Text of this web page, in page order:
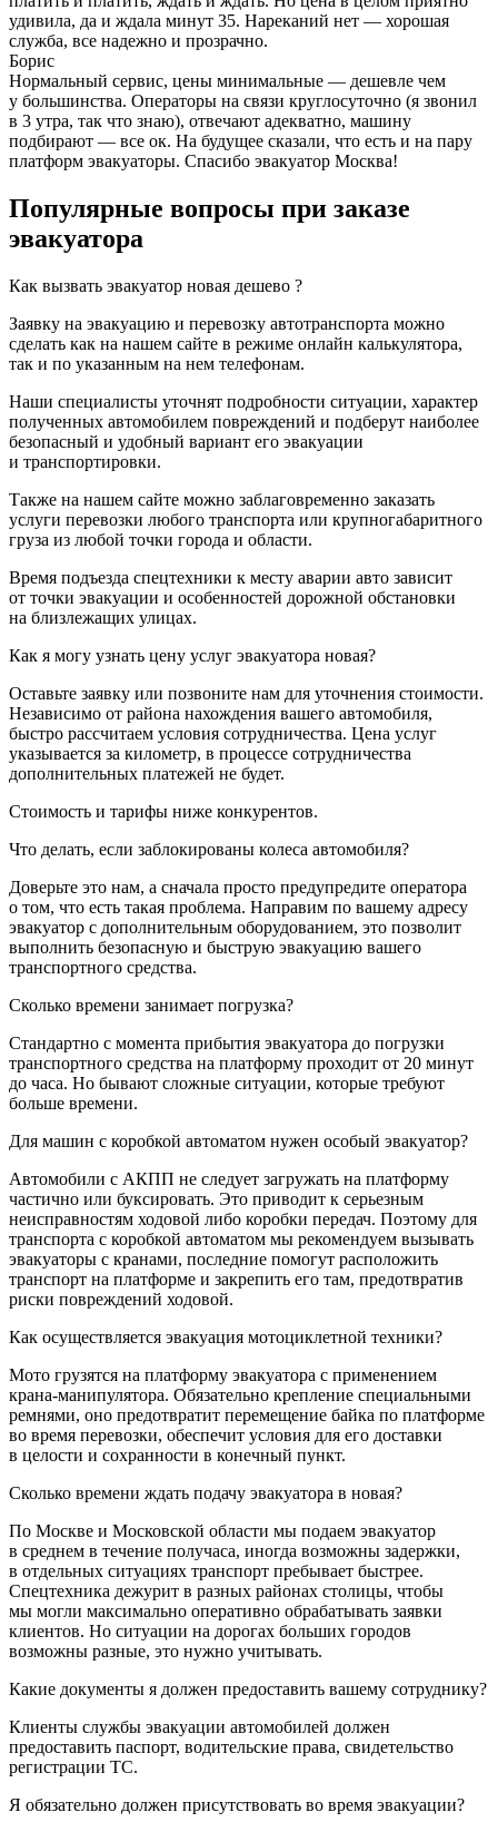
удивила, да и ждала минут 35. Нареканий нет — хорошая
служба, все надежно и прозрачно.
Борис
Нормальный сервис, цены минимальные — дешевле чем
у большинства. Операторы на связи круглосуточно (я звонил
в 3 утра, так что знаю), отвечают адекватно, машину
подбирают — все ок. На будущее сказали, что есть и на пару
платформ эвакуаторы. Спасибо эвакуатор Москва!
Популярные вопросы при заказе
эвакуатора
Как вызвать эвакуатор новая дешево ?
Заявку на эвакуацию и перевозку автотранспорта можно
сделать как на нашем сайте в режиме онлайн калькулятора,
так и по указанным на нем телефонам.
Наши специалисты уточнят подробности ситуации, характер
полученных автомобилем повреждений и подберут наиболее
безопасный и удобный вариант его эвакуации
и транспортировки.
Также на нашем сайте можно заблаговременно заказать
услуги перевозки любого транспорта или крупногабаритного
груза из любой точки города и области.
Время подъезда спецтехники к месту аварии авто зависит
от точки эвакуации и особенностей дорожной обстановки
на близлежащих улицах.
Как я могу узнать цену услуг эвакуатора новая?
Оставьте заявку или позвоните нам для уточнения стоимости.
Независимо от района нахождения вашего автомобиля,
быстро рассчитаем условия сотрудничества. Цена услуг
указывается за километр, в процессе сотрудничества
дополнительных платежей не будет.
Стоимость и тарифы ниже конкурентов.
Что делать, если заблокированы колеса автомобиля?
Доверьте это нам, а сначала просто предупредите оператора
о том, что есть такая проблема. Направим по вашему адресу
эвакуатор с дополнительным оборудованием, это позволит
выполнить безопасную и быструю эвакуацию вашего
транспортного средства.
Сколько времени занимает погрузка?
Стандартно с момента прибытия эвакуатора до погрузки
транспортного средства на платформу проходит от 20 минут
до часа. Но бывают сложные ситуации, которые требуют
больше времени.
Для машин с коробкой автоматом нужен особый эвакуатор?
Автомобили с АКПП не следует загружать на платформу
частично или буксировать. Это приводит к серьезным
неисправностям ходовой либо коробки передач. Поэтому для
транспорта с коробкой автоматом мы рекомендуем вызывать
эвакуаторы с кранами, последние помогут расположить
транспорт на платформе и закрепить его там, предотвратив
риски повреждений ходовой.
Как осуществляется эвакуация мотоциклетной техники?
Мото грузятся на платформу эвакуатора с применением
крана-манипулятора. Обязательно крепление специальными
ремнями, оно предотвратит перемещение байка по платформе
во время перевозки, обеспечит условия для его доставки
в целости и сохранности в конечный пункт.
Сколько времени ждать подачу эвакуатора в новая?
По Москве и Московской области мы подаем эвакуатор
в среднем в течение получаса, иногда возможны задержки,
в отдельных ситуациях транспорт пребывает быстрее.
Спецтехника дежурит в разных районах столицы, чтобы
мы могли максимально оперативно обрабатывать заявки
клиентов. Но ситуации на дорогах больших городов
возможны разные, это нужно учитывать.
Какие документы я должен предоставить вашему сотруднику?
Клиенты службы эвакуации автомобилей должен
предоставить паспорт, водительские права, свидетельство
регистрации ТС.
Я обязательно должен присутствовать во время эвакуации?